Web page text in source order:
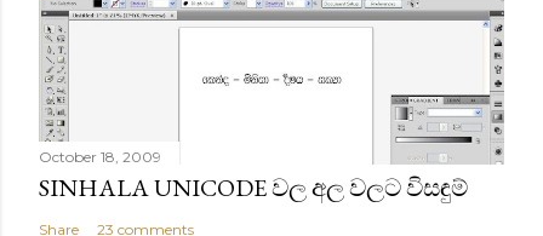
October 18, 2009
SINHALA UNICODE වල අල වලට විසඳුම්
Share 23 comments